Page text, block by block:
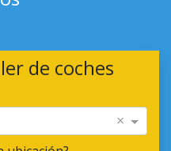
de coches
×